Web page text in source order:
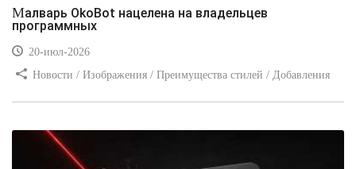
Малварь OkoBot нацелена на владельцев
программных
20-июл-2026
Новости / Изображения / Преимущества стилей / Добавления